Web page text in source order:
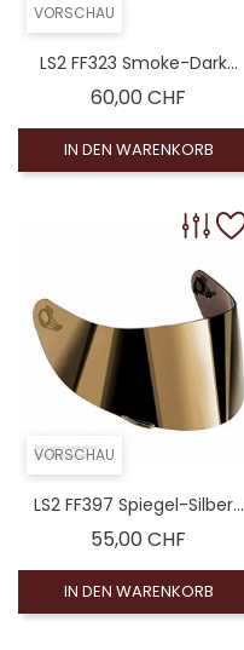
VORSCHAU
LS2 FF323 Smoke-Dark...
60,00 CHF
IN DEN WARENKORB
VORSCHAU
LS2 FF397 Spiegel-Silber...
55,00 CHF
IN DEN WARENKORB